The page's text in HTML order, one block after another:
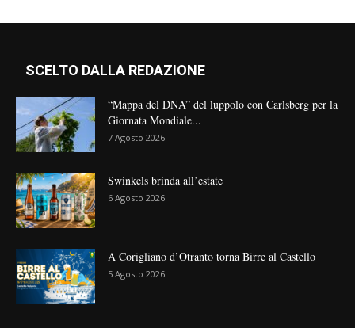
SCELTO DALLA REDAZIONE
“Mappa del DNA” del luppolo con Carlsberg per la
Giornata Mondiale...
7 Agosto 2026
Swinkels brinda all’estate
6 Agosto 2026
A Corigliano d’Otranto torna Birre al Castello
5 Agosto 2026